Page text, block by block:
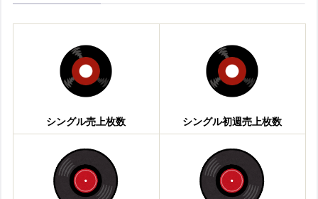
シングル売上枚数 シングル初週売上枚数